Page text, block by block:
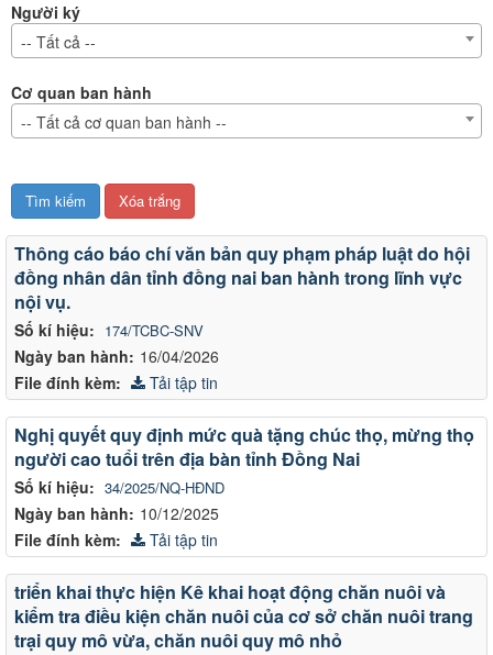
Người ký
-- Tất cả --
Cơ quan ban hành
-- Tất cả cơ quan ban hành --
Văn
bản
Số kí hiệu: 174/TCBC-SNV
Ngày ban hành: 16/04/2026
Thông cáo báo chí văn bản quy phạm pháp luật do hội
đồng nhân dân tỉnh đồng nai ban hành trong lĩnh vực
nội vụ.
File đính kèm: Tải tập tin
Số kí hiệu: 34/2025/NQ-HĐND
Ngày ban hành: 10/12/2025
Nghị quyết quy định mức quà tặng chúc thọ, mừng thọ
người cao tuổi trên địa bàn tỉnh Đồng Nai
File đính kèm: Tải tập tin
triển khai thực hiện Kê khai hoạt động chăn nuôi và
kiểm tra điều kiện chăn nuôi của cơ sở chăn nuôi trang
trại quy mô vừa, chăn nuôi quy mô nhỏ